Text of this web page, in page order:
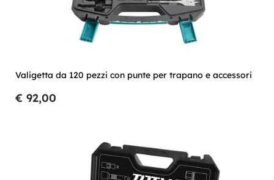
Valigetta da 120 pezzi con punte per trapano e accessori
€ 92,00